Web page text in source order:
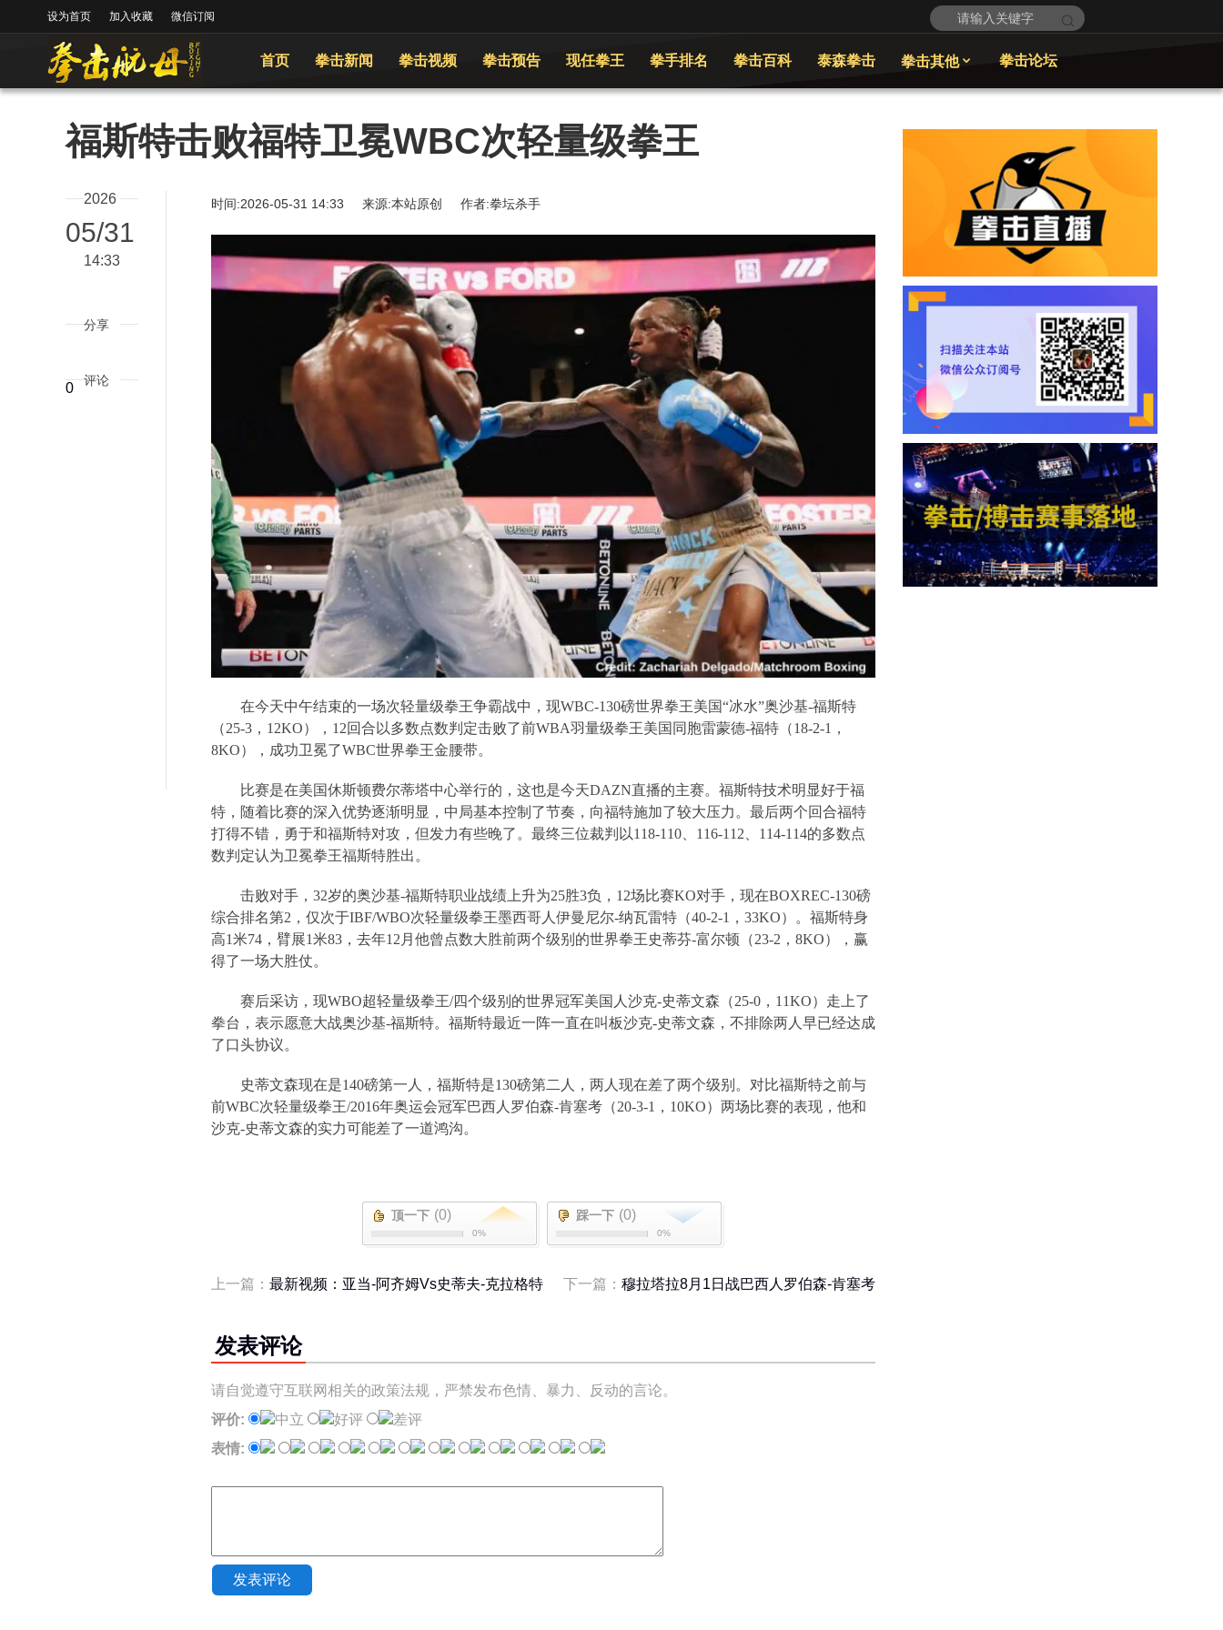
设为首页 加入收藏 微信订阅
首页 拳击新闻 拳击视频 拳击预告 现任拳王 拳手排名 拳击百科 泰森拳击 拳击其他 拳击论坛
福斯特击败福特卫冕WBC次轻量级拳王
2026
05/31
14:33
分享
评论
0
时间:2026-05-31 14:33 来源:本站原创 作者:拳坛杀手
在今天中午结束的一场次轻量级拳王争霸战中，现WBC-130磅世界拳王美国“冰水”奥沙基-福斯特
（25-3 ， 12KO）， 12回合以多数点数判定击败了前WBA羽量级拳王美国同胞雷蒙德-福特（18-2-1 ，
8KO），成功卫冕了WBC世界拳王金腰带。
比赛是在美国休斯顿费尔蒂塔中心举行的，这也是今天DAZN直播的主赛。福斯特技术明显好于福
特，随着比赛的深入优势逐渐明显，中局基本控制了节奏，向福特施加了较大压力。最后两个回合福特
打得不错，勇于和福斯特对攻，但发力有些晚了。最终三位裁判以118-110 116-112 114-114的多数点
数判定认为卫冕拳王福斯特胜出。
击败对手， 32岁的奥沙基-福斯特职业战绩上升为25胜3负， 12场比赛KO对手，现在BOXREC-130磅
综合排名第2 ，仅次于IBF/WBO次轻量级拳王墨西哥人伊曼尼尔-纳瓦雷特（40-2-1 ， 33KO）。福斯特身
高1米74 ，臂展1米83 ，去年12 月他曾点数大胜前两个级别的世界拳王史蒂芬-富尔顿（23-2 ， 8KO），赢
得了一场大胜仗。
赛后采访，现WBO超轻量级拳王/四个级别的世界冠军美国人沙克-史蒂文森（25-0 ， 11KO）走上了
拳台，表示愿意大战奥沙基-福斯特。福斯特最近一阵一直在叫板沙克-史蒂文森，不排除两人早已经达成
了口头协议。
史蒂文森现在是140磅第一人，福斯特是130磅第二人，两人现在差了两个级别。对比福斯特之前与
前WBC次轻量级拳王/2016年奥运会冠军巴西人罗伯森-肯塞考（20-3-1 ， 10KO）两场比赛的表现，他和
沙克-史蒂文森的实力可能差了一道鸿沟。
顶一下 (0)
0%
踩一下 (0)
0%
下一篇： 穆拉塔拉8月1日战巴西人罗伯森-肯塞考
上一篇： 最新视频：亚当-阿齐姆Vs史蒂夫-克拉格特
发表评论
请自觉遵守互联网相关的政策法规，严禁发布色情、暴力、反动的言论。
评价:
中立 好评
差评
表情:
发表评论